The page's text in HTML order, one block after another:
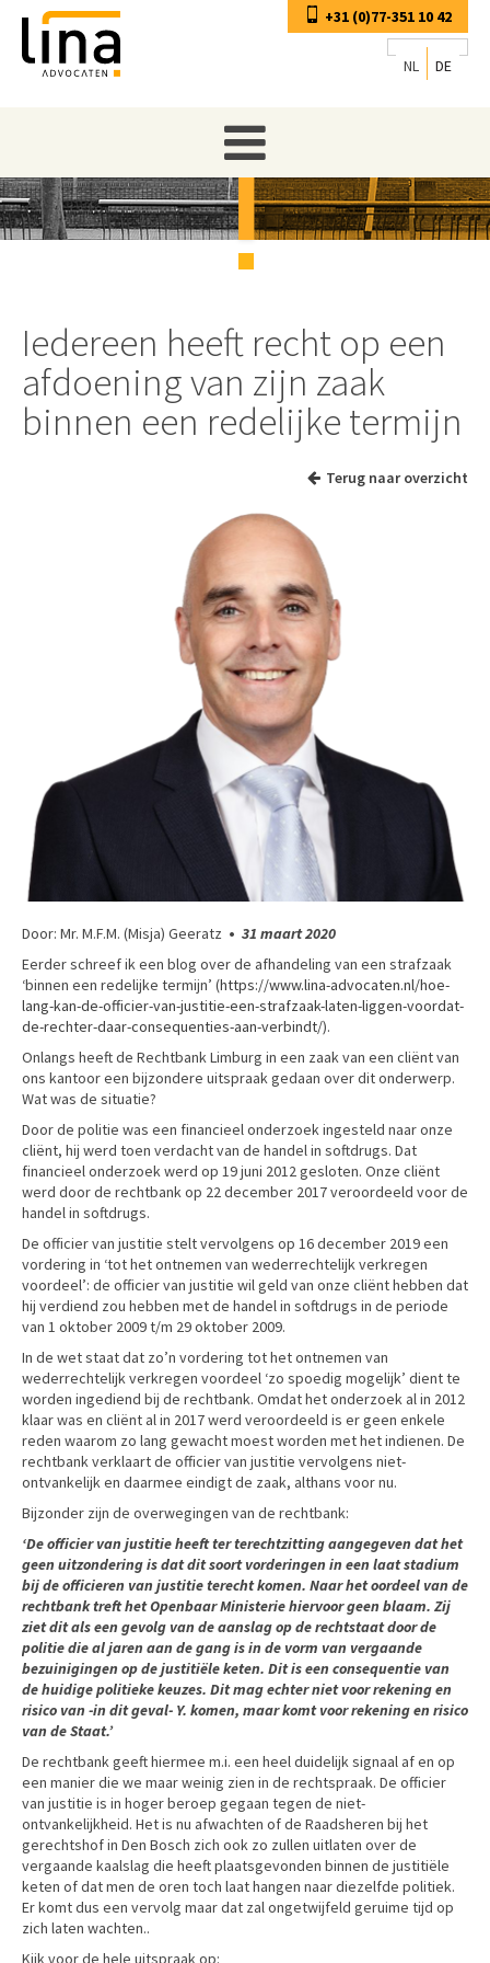
+31 (0)77-351 10 42
NL DE
Iedereen heeft recht op een
afdoening van zijn zaak
binnen een redelijke termijn
Terug naar overzicht
Door: Mr. M.F.M. (Misja) Geeratz • 31 maart 2020
Eerder schreef ik een blog over de afhandeling van een strafzaak
‘binnen een redelijke termijn’ (https://www.lina-advocaten.nl/hoe-
lang-kan-de-officier-van-justitie-een-strafzaak-laten-liggen-voordat-
de-rechter-daar-consequenties-aan-verbindt/).
Onlangs heeft de Rechtbank Limburg in een zaak van een cliënt van
ons kantoor een bijzondere uitspraak gedaan over dit onderwerp.
Wat was de situatie?
Door de politie was een financieel onderzoek ingesteld naar onze
cliënt, hij werd toen verdacht van de handel in softdrugs. Dat
financieel onderzoek werd op 19 juni 2012 gesloten. Onze cliënt
werd door de rechtbank op 22 december 2017 veroordeeld voor de
handel in softdrugs.
De officier van justitie stelt vervolgens op 16 december 2019 een
vordering in ‘tot het ontnemen van wederrechtelijk verkregen
voordeel’: de officier van justitie wil geld van onze cliënt hebben dat
hij verdiend zou hebben met de handel in softdrugs in de periode
van 1 oktober 2009 t/m 29 oktober 2009.
In de wet staat dat zo’n vordering tot het ontnemen van
wederrechtelijk verkregen voordeel ‘zo spoedig mogelijk’ dient te
worden ingediend bij de rechtbank. Omdat het onderzoek al in 2012
klaar was en cliënt al in 2017 werd veroordeeld is er geen enkele
reden waarom zo lang gewacht moest worden met het indienen. De
rechtbank verklaart de officier van justitie vervolgens niet-
ontvankelijk en daarmee eindigt de zaak, althans voor nu.
Bijzonder zijn de overwegingen van de rechtbank:
‘De officier van justitie heeft ter terechtzitting aangegeven dat het
geen uitzondering is dat dit soort vorderingen in een laat stadium
bij de officieren van justitie terecht komen. Naar het oordeel van de
rechtbank treft het Openbaar Ministerie hiervoor geen blaam. Zij
ziet dit als een gevolg van de aanslag op de rechtstaat door de
politie die al jaren aan de gang is in de vorm van vergaande
bezuinigingen op de justitiële keten. Dit is een consequentie van
de huidige politieke keuzes. Dit mag echter niet voor rekening en
risico van -in dit geval- Y. komen, maar komt voor rekening en risico
van de Staat.’
De rechtbank geeft hiermee m.i. een heel duidelijk signaal af en op
een manier die we maar weinig zien in de rechtspraak. De officier
van justitie is in hoger beroep gegaan tegen de niet-
ontvankelijkheid. Het is nu afwachten of de Raadsheren bij het
gerechtshof in Den Bosch zich ook zo zullen uitlaten over de
vergaande kaalslag die heeft plaatsgevonden binnen de justitiële
keten of dat men de oren toch laat hangen naar diezelfde politiek.
Er komt dus een vervolg maar dat zal ongetwijfeld geruime tijd op
zich laten wachten..
Kijk voor de hele uitspraak op: